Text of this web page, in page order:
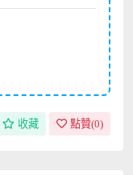
收藏 點贊(0)